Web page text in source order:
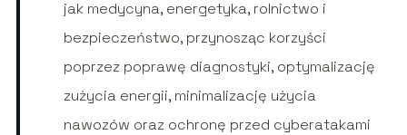
jak medycyna, energetyka, rolnictwo i
bezpieczeństwo, przynosząc korzyści
poprzez poprawę diagnostyki, optymalizację
zużycia energii, minimalizację użycia
nawozów oraz ochronę przed cyberatakami